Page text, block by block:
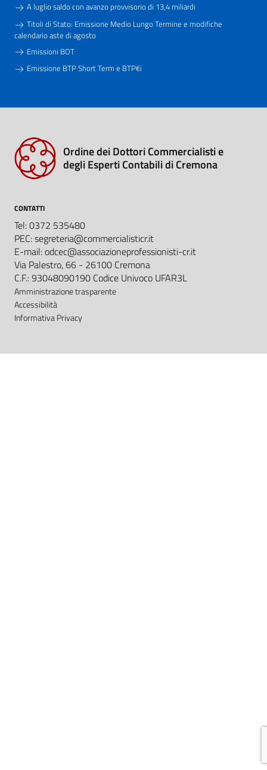
A luglio saldo con avanzo provvisorio di 13,4 miliardi
Titoli di Stato: Emissione Medio Lungo Termine e modifiche
calendario aste di agosto
Emissioni BOT
Emissione BTP Short Term e BTP€i
Ordine dei Dottori Commercialisti e
degli Esperti Contabili di Cremona
CONTATTI
Tel: 0372 535480
PEC: segreteria@commercialisticr.it
E-mail: odcec@associazioneprofessionisti-cr.it
Via Palestro, 66 - 26100 Cremona
C.F.: 93048090190 Codice Univoco UFAR3L
Amministrazione trasparente
Accessibilità
Informativa Privacy